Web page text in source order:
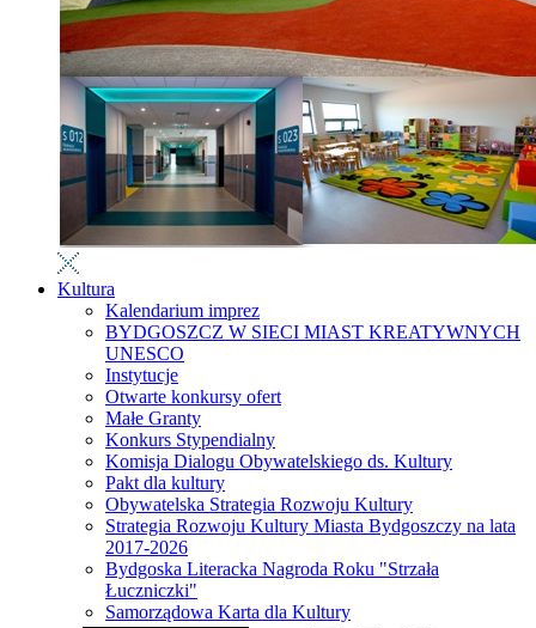
Kultura
Kalendarium imprez
BYDGOSZCZ W SIECI MIAST KREATYWNYCH
UNESCO
Instytucje
Otwarte konkursy ofert
Małe Granty
Konkurs Stypendialny
Komisja Dialogu Obywatelskiego ds. Kultury
Pakt dla kultury
Obywatelska Strategia Rozwoju Kultury
Strategia Rozwoju Kultury Miasta Bydgoszczy na lata
2017-2026
Bydgoska Literacka Nagroda Roku "Strzała
Łuczniczki"
Samorządowa Karta dla Kultury